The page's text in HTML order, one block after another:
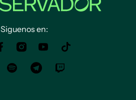
Siguenos en: